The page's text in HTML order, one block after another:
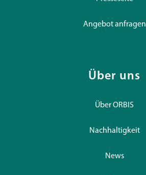
Angebot anfragen
Über uns
Über ORBIS
Nachhaltigkeit
News